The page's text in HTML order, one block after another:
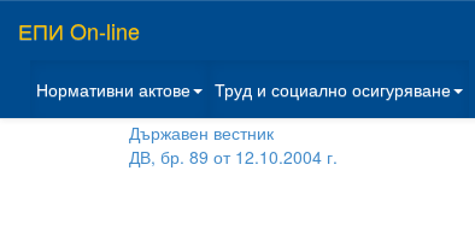
ЕПИ On-line
Нормативни актове Труд и социално осигуряване
Държавен вестник
ДВ, бр. 89 от 12.10.2004 г.